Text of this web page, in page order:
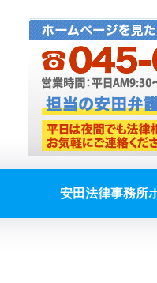
安田法律事務所